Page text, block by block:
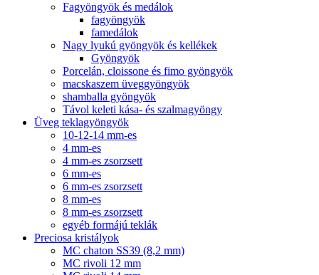
Fagyöngyök és medálok
fagyöngyök
famedálok
Nagy lyukú gyöngyök és kellékek
Gyöngyök
Porcelán, cloissone és fimo gyöngyök
macskaszem üveggyöngyök
shamballa gyöngyök
Távol keleti kása- és szalmagyöngy
Üveg teklagyöngyök
10-12-14 mm-es
4 mm-es
4 mm-es zsorzsett
6 mm-es
6 mm-es zsorzsett
8 mm-es
8 mm-es zsorzsett
egyéb formájú teklák
Preciosa kristályok
MC chaton SS39 (8,2 mm)
MC rivoli 12 mm